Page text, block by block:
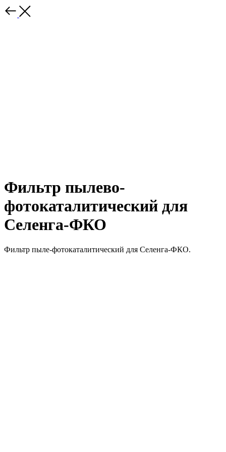
Фильтр пылево-
фотокаталитический для
Селенга-ФКО
Фильтр пыле-фотокаталитический для Селенга-ФКО.